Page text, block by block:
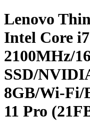
Lenovo
Intel Core
2100MHz/
SSD/
8GB/Wi-Fi/
11 Pro